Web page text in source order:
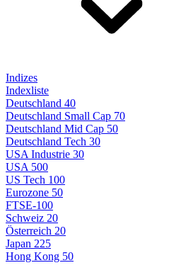
Indizes
Indexliste
Deutschland 40
Deutschland Small Cap 70
Deutschland Mid Cap 50
Deutschland Tech 30
USA Industrie 30
USA 500
US Tech 100
Eurozone 50
FTSE-100
Schweiz 20
Österreich 20
Japan 225
Hong Kong 50